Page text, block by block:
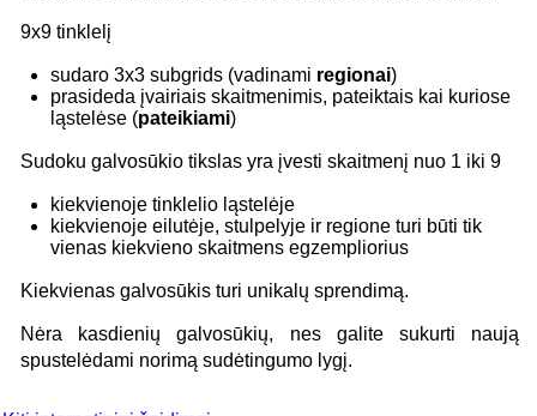
9x9 tinklelį
sudaro 3x3 subgrids (vadinami regionai)
prasideda įvairiais skaitmenimis, pateiktais kai kuriose
ląstelėse (pateikiami)
Sudoku galvosūkio tikslas yra įvesti skaitmenį nuo 1 iki 9
kiekvienoje tinklelio ląstelėje
kiekvienoje eilutėje, stulpelyje ir regione turi būti tik
vienas kiekvieno skaitmens egzempliorius
Kiekvienas galvosūkis turi unikalų sprendimą.
Nėra kasdienių galvosūkių, nes galite sukurti naują
spustelėdami norimą sudėtingumo lygį.